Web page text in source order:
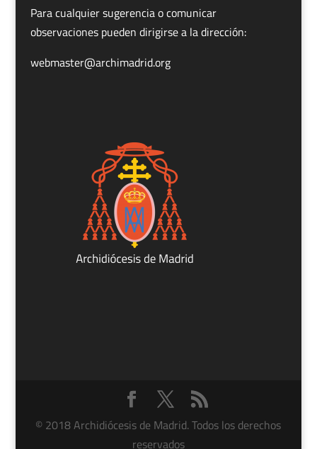
Para cualquier sugerencia o comunicar
observaciones pueden dirigirse a la dirección:
webmaster@archimadrid.org
© 2018 Archidiócesis de Madrid. Todos los derechos
reservados